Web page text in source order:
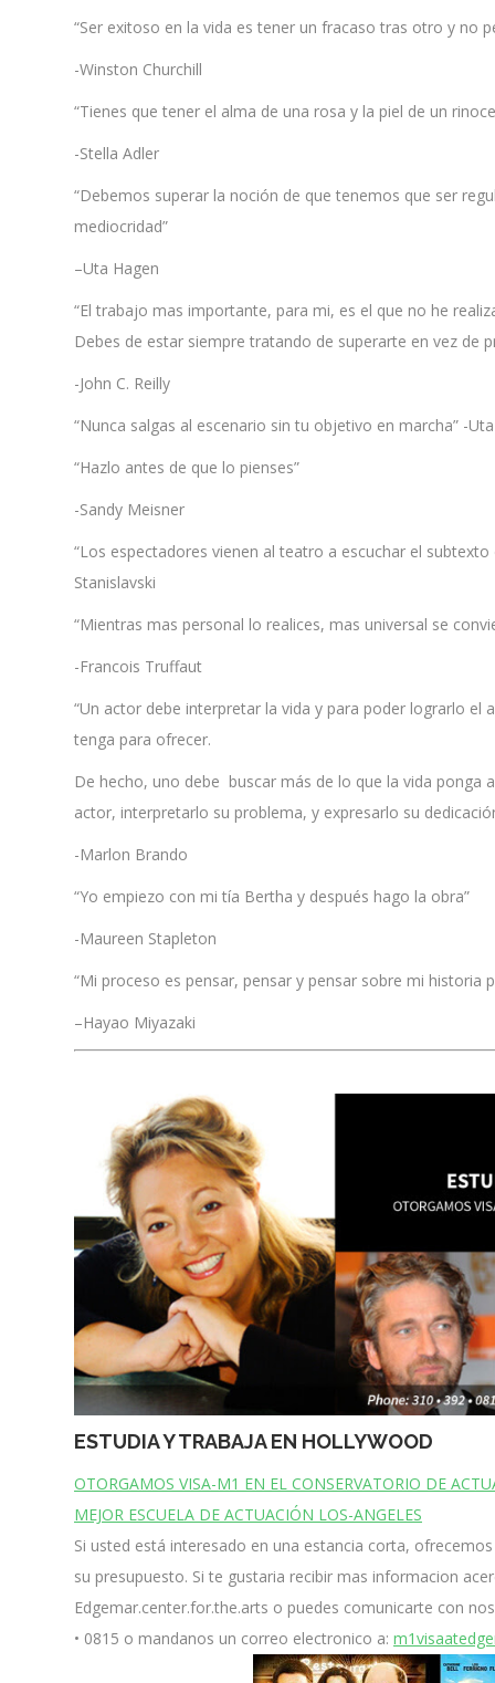
“Ser exitoso en la vida es tener un fracaso tras otro y no
-Winston Churchill
“Tienes que tener el alma de una rosa y la piel de un
-Stella Adler
“Debemos superar la noción de que tenemos que ser
mediocridad”
–Uta Hagen
“El trabajo mas importante, para mi, es el que no he
Debes de estar siempre tratando de superarte en vez de
-John C. Reilly
“Nunca salgas al escenario sin tu objetivo en marcha” -
“Hazlo antes de que lo pienses”
-Sandy Meisner
“Los espectadores vienen al teatro a escuchar el
Stanislavski
“Mientras mas personal lo realices, mas universal se
-Francois Truffaut
“Un actor debe interpretar la vida y para poder lograrlo
tenga para ofrecer.
De hecho, uno debe buscar más de lo que la vida ponga
actor, interpretarlo su problema, y expresarlo su
-Marlon Brando
“Yo empiezo con mi tía Bertha y después hago la obra”
-Maureen Stapleton
“Mi proceso es pensar, pensar y pensar sobre mi historia
–Hayao Miyazaki
ESTUDIA Y TRABAJA EN HOLLYWOOD
OTORGAMOS VISA-M1 EN EL CONSERVATORIO DE
MEJOR ESCUELA DE ACTUACIÓN LOS-ANGELES
Si usted está interesado en una estancia corta,
su presupuesto. Si te gustaria recibir mas informacion
Edgemar.center.for.the.arts o puedes comunicarte con
• 0815 o mandanos un correo electronico a: